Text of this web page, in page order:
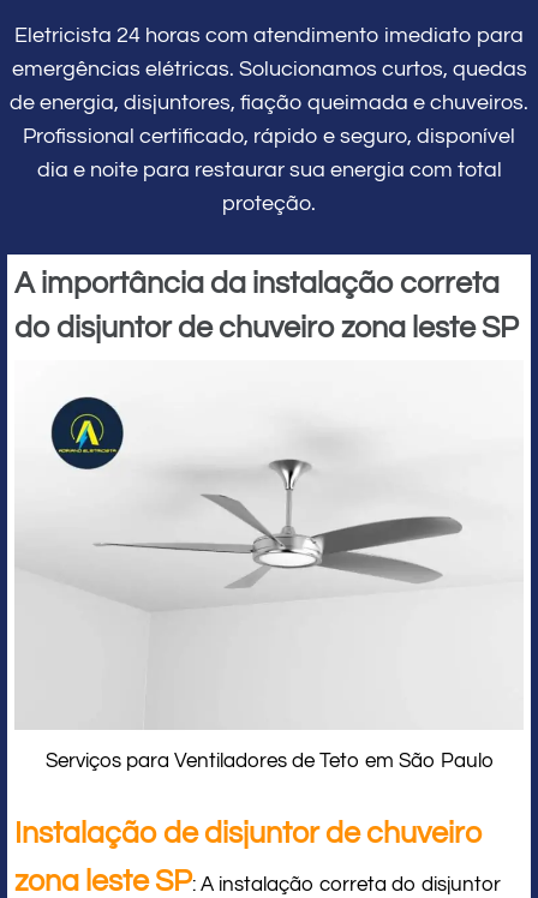
Eletricista 24 horas com atendimento imediato para
emergências elétricas. Solucionamos curtos, quedas
de energia, disjuntores, fiação queimada e chuveiros.
Profissional certificado, rápido e seguro, disponível
dia e noite para restaurar sua energia com total
proteção.
A importância da instalação correta
do disjuntor de chuveiro zona leste SP
Serviços para Ventiladores de Teto em São Paulo
Instalação de disjuntor de chuveiro
zona leste SP: A instalação correta do disjuntor